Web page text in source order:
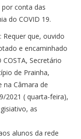
conta das
do COVID 19.
: Requer que, ouvido
e encaminhado
COSTA, Secretário
de Prainha,
na Câmara de
2021 ( quarta-feira),
as
alunos da rede